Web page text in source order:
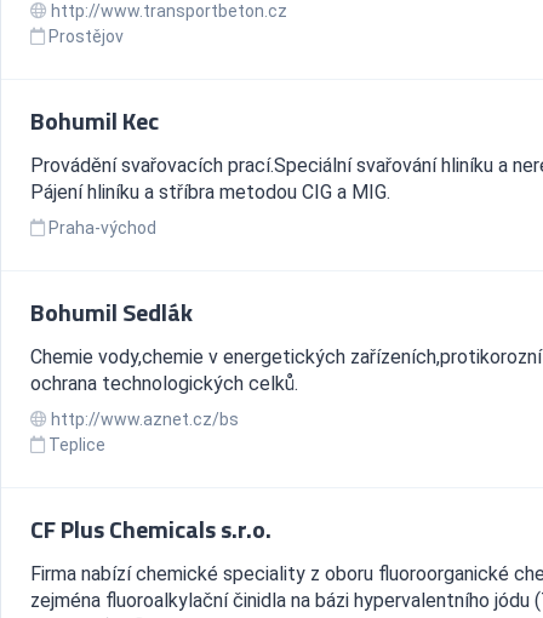
http://www.transportbeton.cz
Prostějov
Bohumil Kec
Provádění svařovacích prací.Speciální svařování hliníku a
Pájení hliníku a stříbra metodou CIG a MIG.
Praha-východ
Bohumil Sedlák
Chemie vody,chemie v energetických zařízeních,protikorozní
ochrana technologických celků.
http://www.aznet.cz/bs
Teplice
CF Plus Chemicals s.r.o.
Firma nabízí chemické speciality z oboru fluoroorganické
zejména fluoroalkylační činidla na bázi hypervalentního jódu